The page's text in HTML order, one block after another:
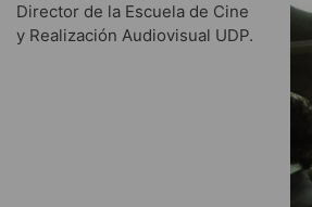
Director de la Escuela de Cine
y Realización Audiovisual UDP.